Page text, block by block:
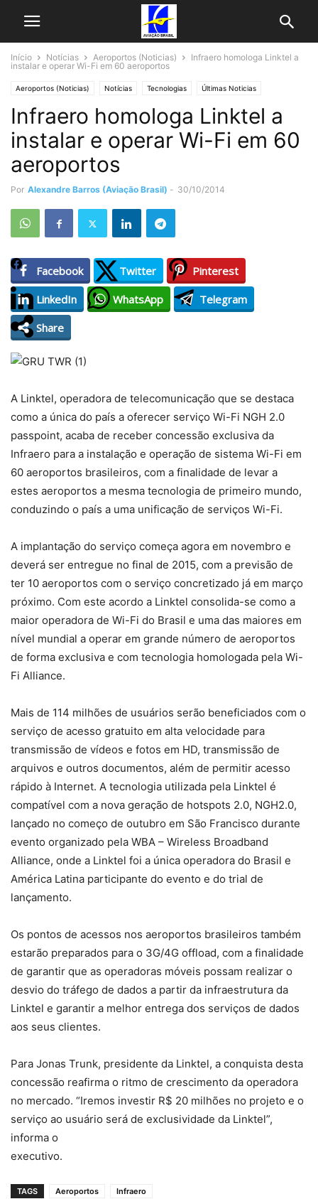
Início Notícias Aeroportos (Noticias)
Infraero homologa Linktel a
instalar e operar Wi-Fi em 60 aeroportos
Aeroportos (Noticias) Notícias Tecnologias Últimas Noticias
Infraero homologa Linktel a
instalar e operar Wi-Fi em 60
aeroportos
Por Alexandre Barros (Aviação Brasil) - 30/10/2014
Facebook Twitter
Pinterest
LinkedIn
WhatsApp
Telegram
Share
A Linktel, operadora de telecomunicação que se destaca
como a única do país a oferecer serviço Wi-Fi NGH 2.0
passpoint, acaba de receber concessão exclusiva da
Infraero para a instalação e operação de sistema Wi-Fi em
60 aeroportos brasileiros, com a finalidade de levar a
estes aeroportos a mesma tecnologia de primeiro mundo,
conduzindo o país a uma unificação de serviços Wi-Fi.
A implantação do serviço começa agora em novembro e
deverá ser entregue no final de 2015, com a previsão de
ter 10 aeroportos com o serviço concretizado já em março
próximo. Com este acordo a Linktel consolida-se como a
maior operadora de Wi-Fi do Brasil e uma das maiores em
nível mundial a operar em grande número de aeroportos
de forma exclusiva e com tecnologia homologada pela Wi-
Fi Alliance.
Mais de 114 milhões de usuários serão beneficiados com o
serviço de acesso gratuito em alta velocidade para
transmissão de vídeos e fotos em HD, transmissão de
arquivos e outros documentos, além de permitir acesso
rápido à Internet. A tecnologia utilizada pela Linktel é
compatível com a nova geração de hotspots 2.0, NGH2.0,
lançado no começo de outubro em São Francisco durante
evento organizado pela WBA – Wireless Broadband
Alliance, onde a Linktel foi a única operadora do Brasil e
América Latina participante do evento e do trial de
lançamento.
Os pontos de acessos nos aeroportos brasileiros também
estarão preparados para o 3G/4G offload, com a finalidade
de garantir que as operadoras móveis possam realizar o
desvio do tráfego de dados a partir da infraestrutura da
Linktel e garantir a melhor entrega dos serviços de dados
aos seus clientes.
Para Jonas Trunk, presidente da Linktel, a conquista desta
concessão reafirma o ritmo de crescimento da operadora
no mercado. “Iremos investir R$ 20 milhões no projeto e o
serviço ao usuário será de exclusividade da Linktel”,
informa o
executivo.
TAGS Aeroportos Infraero